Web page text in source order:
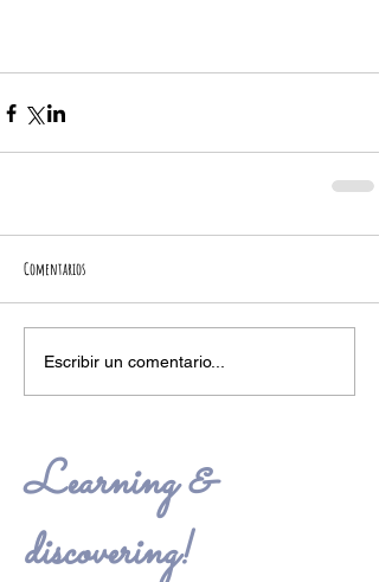
Comentarios
Escribir un comentario...
Learning &
discovering!